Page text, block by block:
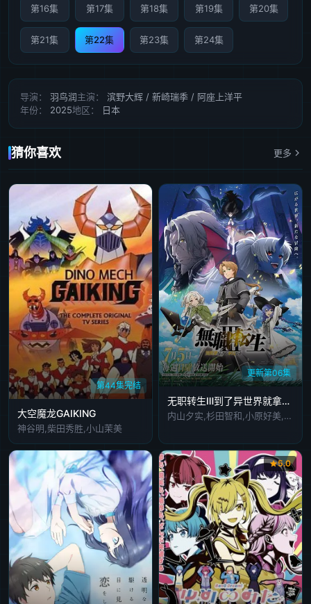
第16集 第17集 第18集 第19集 第20集
第21集 第22集 第23集 第24集
导演： 羽鸟润主演：
滨野大辉 / 新崎瑞季 / 阿座上洋平
年份：
2025地区： 日本
猜你喜欢 更多
第44集完结
大空魔龙GAIKING
神谷明,柴田秀胜,小山茉美
更新第06集
无职转生Ⅲ到了异世界就拿出真本事
内山夕实,杉田智和,小原好美,茅野爱衣,金元寿子,Lynn,会泽纱弥,高田忧希,鹤冈聪,逢坂良太,田中理惠,诸星堇,上田丽奈,兴津和幸,若山诗音,小山力也
5.0